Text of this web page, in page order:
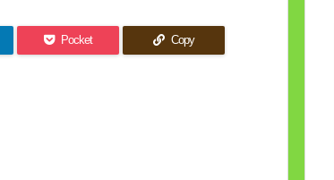
Pocket Copy